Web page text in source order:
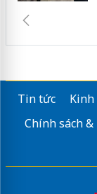
Tin tức Kinh
Chính sách